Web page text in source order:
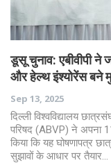
डूसू चुनाव: एबीवीपी ने
और हेल्थ इंश्योरेंस बने
Sep 13, 2025
दिल्ली विश्वविद्यालय
परिषद (ABVP) ने अपना
किया कि यह घोषणापत्र
सुझावों के आधार पर तैयार…